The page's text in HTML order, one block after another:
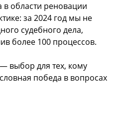
в области реновации
за 2024 год мы не
судебного дела,
более 100 процессов.
выбор для тех, кому
победа в вопросах